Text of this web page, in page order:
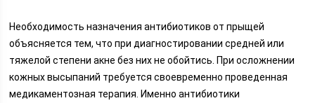
Необходимость назначения антибиотиков от прыщей
объясняется тем, что при диагностировании средней или
тяжелой степени акне без них не обойтись. При осложнении
кожных высыпаний требуется своевременно проведенная
медикаментозная терапия. Именно антибиотики